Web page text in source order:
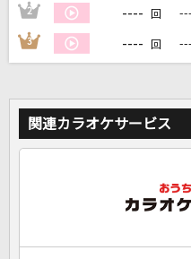
2 ---- 回
3 ---- 回
関連カラオケサービス